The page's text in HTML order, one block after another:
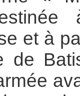
et à
de